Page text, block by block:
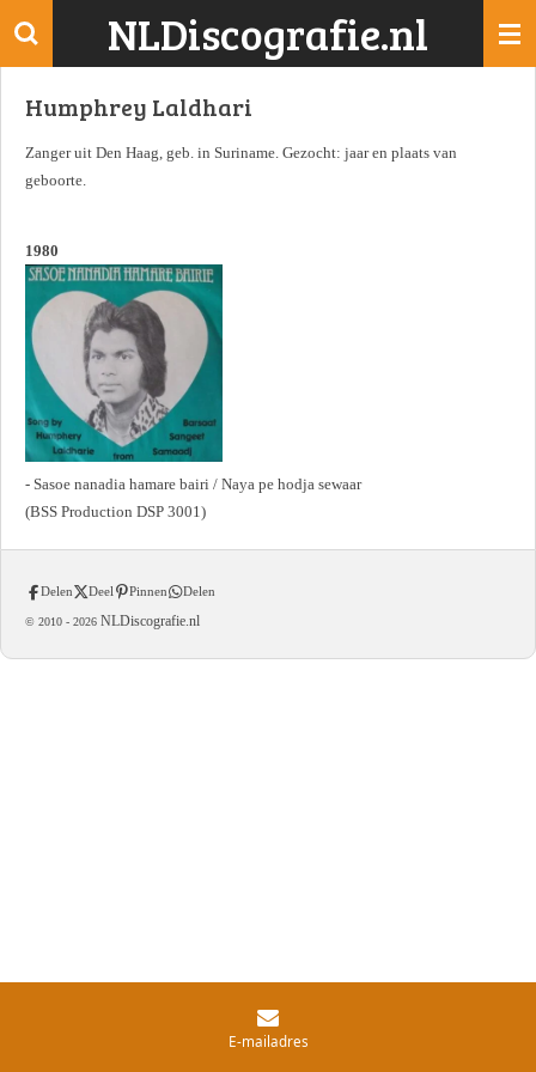
Ga
de
NLDiscografie.nl
Humphrey Laldhari
Zanger uit Den Haag, geb. in Suriname. Gezocht: jaar en plaats van
geboorte.
1980
- Sasoe nanadia hamare bairi / Naya pe hodja sewaar
(BSS Production DSP 3001)
Delen Deel Pinnen Delen
© 2010 - 2026 NLDiscografie.nl
E-mailadres